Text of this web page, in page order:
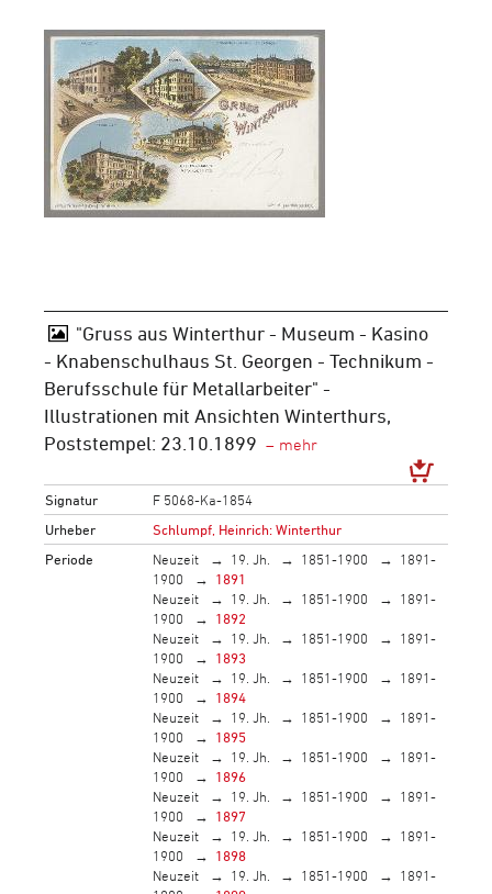
"Gruss aus Winterthur - Museum - Kasino
- Knabenschulhaus St. Georgen - Technikum -
Berufsschule für Metallarbeiter" -
Illustrationen mit Ansichten Winterthurs,
Poststempel: 23.10.1899
Signatur
F 5068-Ka-1854
Urheber
Schlumpf, Heinrich: Winterthur
Periode
Neuzeit 19. Jh. 1851-1900
1891-
1900
1891
Neuzeit
19. Jh. 1851-1900
1891-
1900
1892
Neuzeit
19. Jh. 1851-1900
1891-
1900
1893
Neuzeit
19. Jh. 1851-1900
1891-
1900
1894
Neuzeit
19. Jh. 1851-1900
1891-
1900
1895
Neuzeit
19. Jh. 1851-1900
1891-
1900
1896
Neuzeit
19. Jh. 1851-1900
1891-
1900
1897
Neuzeit
19. Jh. 1851-1900
1891-
1900
1898
Neuzeit
19. Jh. 1851-1900
1891-